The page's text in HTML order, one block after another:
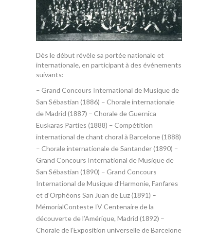
Dès le début révèle sa portée nationale et
internationale, en participant à des événements
suivants:
– Grand Concours International de Musique de
San Sébastian (1886) – Chorale internationale
de Madrid (1887) – Chorale de Guernica
Euskaras Parties (1888) – Compétition
international de chant choral à Barcelone (1888)
– Chorale internationale de Santander (1890) –
Grand Concours International de Musique de
San Sébastian (1890) – Grand Concours
International de Musique d’Harmonie, Fanfares
et d’Orphéons San Juan de Luz (1891) –
MémorialConteste IV Centenaire de la
découverte de l’Amérique, Madrid (1892) –
Chorale de l’Exposition universelle de Barcelone